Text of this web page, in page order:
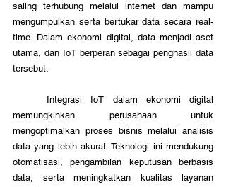
saling terhubung melalui internet dan mampu
mengumpulkan serta bertukar data secara real-
time. Dalam ekonomi digital, data menjadi aset
utama, dan IoT berperan sebagai penghasil data
tersebut.
memungkinkan perusahaan untuk
mengoptimalkan proses bisnis melalui analisis
data yang lebih akurat. Teknologi ini mendukung
otomatisasi, pengambilan keputusan berbasis
data, serta meningkatkan kualitas layanan